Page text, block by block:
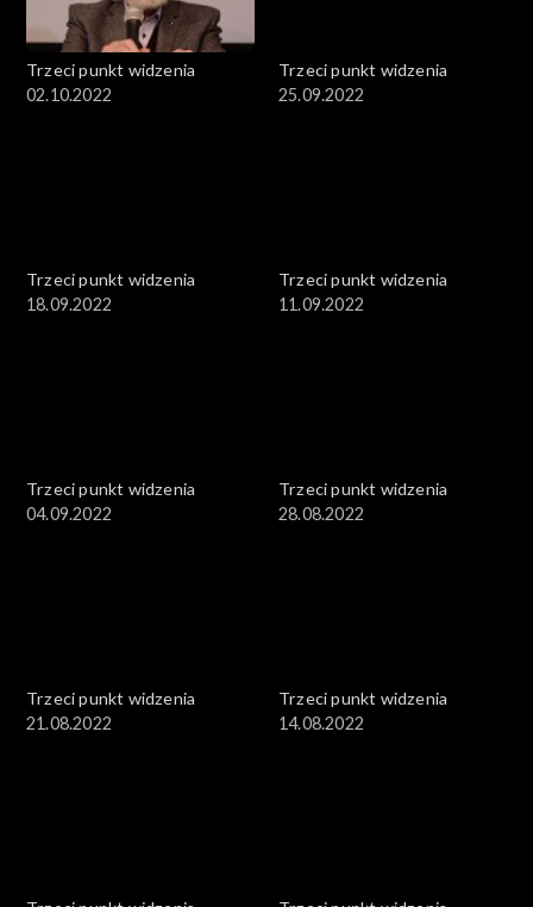
Trzeci punkt widzenia
02.10.2022
Trzeci punkt widzenia
25.09.2022
Trzeci punkt widzenia
18.09.2022
Trzeci punkt widzenia
11.09.2022
Trzeci punkt widzenia
04.09.2022
Trzeci punkt widzenia
28.08.2022
Trzeci punkt widzenia
21.08.2022
Trzeci punkt widzenia
14.08.2022